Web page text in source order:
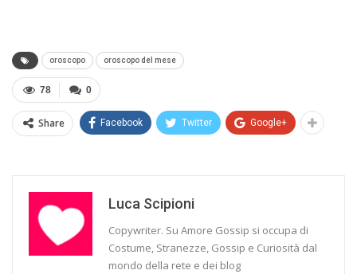
oroscopo oroscopo del mese
0
78
Share Facebook Twitter Google+
Luca Scipioni
Copywriter. Su Amore Gossip si occupa di
Costume, Stranezze, Gossip e Curiosità dal
mondo della rete e dei blog